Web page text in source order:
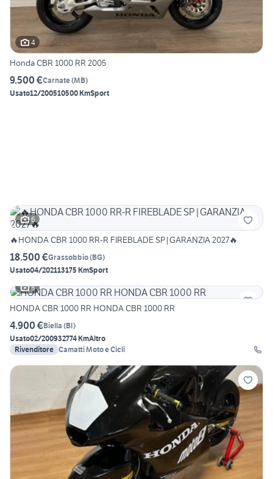
4
Honda CBR 1000 RR 2005
9.500 €Carnate(MB)
Usato12/200510500 KmSport
6
🔥HONDA CBR 1000 RR-R FIREBLADE SP|GARANZIA 2027🔥
18.500 €Grassobbio(BG)
Usato04/202113175 KmSport
8
HONDA CBR 1000 RR HONDA CBR 1000 RR
4.900 €Biella (BI)
Usato02/200932774 KmAltro
Rivenditore Camatti Moto e Cicli